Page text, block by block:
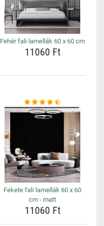
Fehér fali lamellák 60 x 60 cm
11060 Ft
Fekete fali lamellák 60 x 60
cm - matt
11060 Ft